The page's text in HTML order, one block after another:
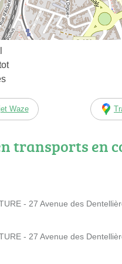
Waze
transports en
- 27 Avenue des
- 27 Avenue des